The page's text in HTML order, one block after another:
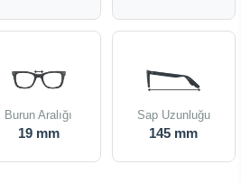
Burun Aralığı
19 mm
Sap Uzunluğu
145 mm